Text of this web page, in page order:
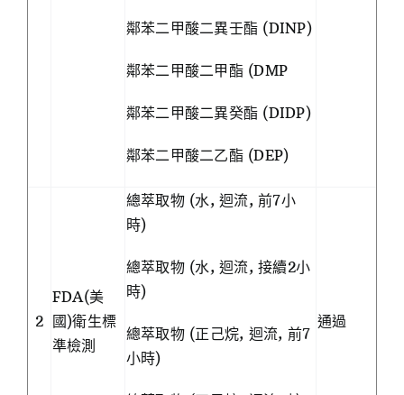
鄰苯二甲酸二異壬酯 (DINP)
鄰苯二甲酸二甲酯 (DMP
鄰苯二甲酸二異癸酯 (DIDP)
鄰苯二甲酸二乙酯 (DEP)
2
FDA(美
國)衛生標
準檢測
總萃取物 (水, 迴流, 前7小
時)
總萃取物 (水, 迴流, 接續2小
時)
總萃取物 (正己烷, 迴流, 前7
小時)
通過